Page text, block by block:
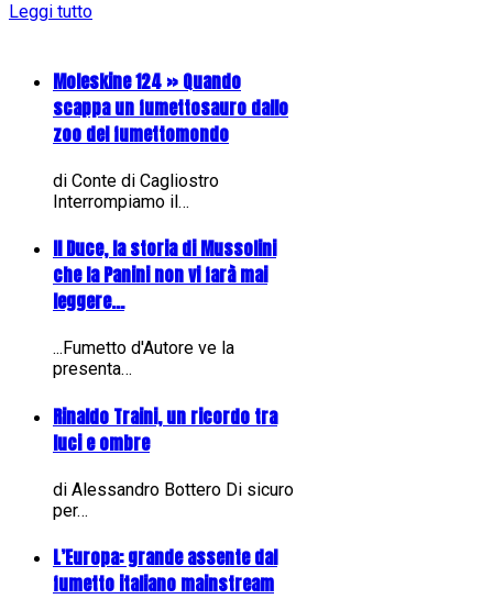
Leggi tutto
Moleskine 124 » Quando
scappa un fumettosauro dallo
zoo del fumettomondo
di Conte di Cagliostro
Interrompiamo il…
Il Duce, la storia di Mussolini
che la Panini non vi farà mai
leggere...
...Fumetto d'Autore ve la
presenta…
Rinaldo Traini, un ricordo tra
luci e ombre
di Alessandro Bottero Di sicuro
per…
L’Europa: grande assente dal
fumetto italiano mainstream